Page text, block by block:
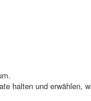
halten und erwählen,